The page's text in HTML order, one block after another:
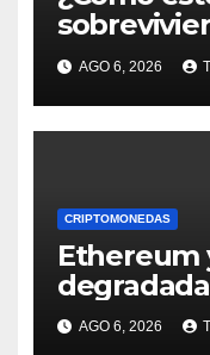
Coldcard?
comparte
AGO 6, 2026
CRIPTOMONEDAS
Ethereum
deAGO 6, 2026